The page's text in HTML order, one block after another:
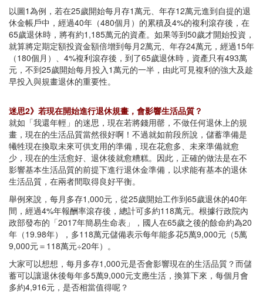
以圖1為例，若在25歲開始每月存1萬元、年存12萬元進到自提的退
休金帳戶中，經過40年（480個月）的累積及4%的複利滾存後，在
65歲退休時，將有約1,185萬元的資產。如果等到50歲才開始投資，
就算將定期定額投資金額倍增到每月2萬元、年存24萬元，經過15年
（180個月）、4%複利滾存後，到了65歲退休時，資產只有493萬
元，不到25歲開始每月投入1萬元的一半，由此可見複利的強大及趁
早投入與規畫退休的重要性。
迷思2》若現在開始進行退休規畫，會影響生活品質？
就如「我還年輕」的迷思，現在若將錢用罄，不做任何退休上的規
畫，現在的生活品質當然很好啊！不過就如前段所說，儲蓄準備是
犧牲現在換取未來可供支用的準備，現在花愈多、未來準備就愈
少，現在的生活愈好、退休後就愈糟糕。因此，正確的做法是在不
影響基本生活品質的前提下進行退休金準備，以求能有基本的退休
生活品質，在兩者間取得良好平衡。
舉例來說，每月多存1,000元，從25歲開始工作到65歲退休的40年
間，經過4%年報酬率滾存後，總計可多約118萬元。根據行政院內
政部發布的「2017年簡易生命表」，國人在65歲之後的餘命約為20
年（19.98年），多118萬元儲備表示每年能多花5萬9,000元（5萬
9,000元＝118萬元÷20年）。
大家可以想想，每月多存1,000元是否會影響現在的生活品質？而儲
蓄可以讓退休後每年多5萬9,000元支應生活，換算下來，每個月會
多約4,916元，是否相當值得呢？